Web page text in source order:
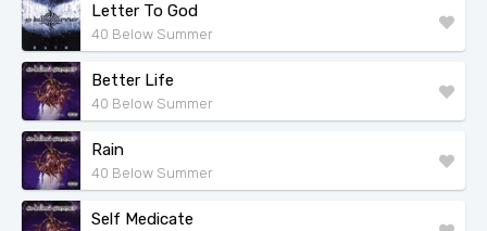
Letter To God
40 Below Summer
Better Life
40 Below Summer
Rain
40 Below Summer
Self Medicate